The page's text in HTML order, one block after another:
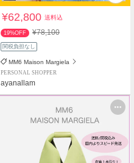
¥62,800送料込
19%OFF ¥78,100
関税負担なし
MM6 Maison Margiela
PERSONAL SHOPPER
ayanallam